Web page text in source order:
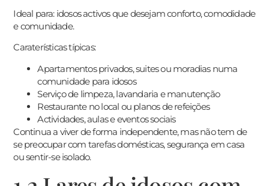
Ideal para: idosos activos que desejam conforto, comodidade
e comunidade.
Caraterísticas típicas:
Apartamentos privados, suites ou moradias numa
comunidade para idosos
Serviço de limpeza, lavandaria e manutenção
Restaurante no local ou planos de refeições
Actividades, aulas e eventos sociais
Continua a viver de forma independente, mas não tem de
se preocupar com tarefas domésticas, segurança em casa
ou sentir-se isolado.